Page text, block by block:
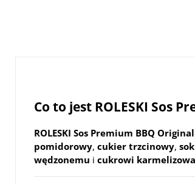
Co to jest ROLESKI Sos
ROLESKI Sos Premium BBQ Original
pomidorowy, cukier trzcinowy,
wędzonemu i cukrowi